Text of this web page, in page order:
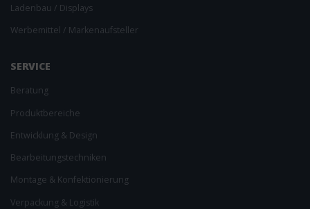
Ladenbau / Displays
Werbemittel / Markenaufsteller
SERVICE
Beratung
Produktbereiche
Entwicklung & Design
Bearbeitungs­techniken
Montage & Konfektionierung
Verpackung & Logistik